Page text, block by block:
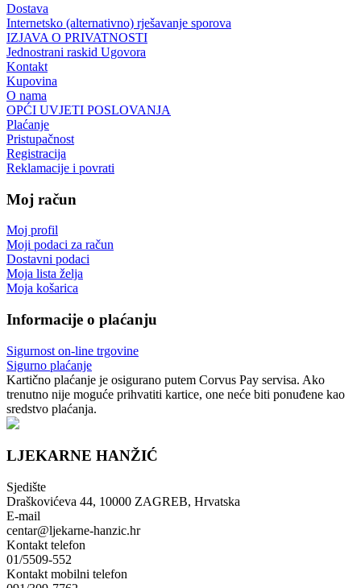
Dostava
Internetsko (alternativno) rješavanje sporova
IZJAVA O PRIVATNOSTI
Jednostrani raskid Ugovora
Kontakt
Kupovina
O nama
OPĆI UVJETI POSLOVANJA
Plaćanje
Pristupačnost
Registracija
Reklamacije i povrati
Moj račun
Moj profil
Moji podaci za račun
Dostavni podaci
Moja lista želja
Moja košarica
Informacije o plaćanju
Sigurnost on-line trgovine
Sigurno plaćanje
Kartično plaćanje je osigurano putem Corvus Pay servisa. Ako
trenutno nije moguće prihvatiti kartice, one neće biti ponuđene kao
sredstvo plaćanja.
LJEKARNE HANŽIĆ
Sjedište
Draškovićeva 44, 10000 ZAGREB, Hrvatska
E-mail
centar@ljekarne-hanzic.hr
Kontakt telefon
01/5509-552
Kontakt mobilni telefon